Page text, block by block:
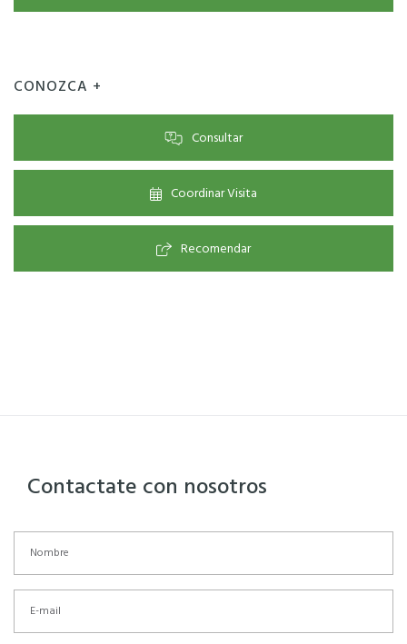
CONOZCA +
Consultar
Coordinar Visita
Recomendar
Contactate con nosotros